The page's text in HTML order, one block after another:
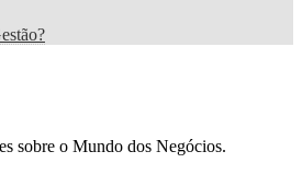
sobre o Mundo dos Negócios.